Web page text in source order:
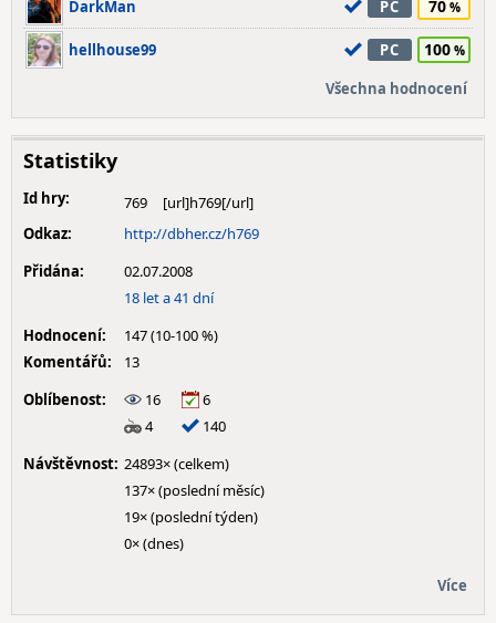
DarkMan PC 70
hellhouse99 PC 100
Všechna hodnocení
Statistiky
Id hry:
769
Odkaz:
http://dbher.cz/h769
Přidána:
02.07.2008
18 let a 41 dní
Hodnocení:
147 (10-100 %)
Komentářů:
13
Oblíbenost:
16
6
4
140
Návštěvnost: 24893× (celkem)
137× (poslední měsíc)
19× (poslední týden)
0× (dnes)
Více